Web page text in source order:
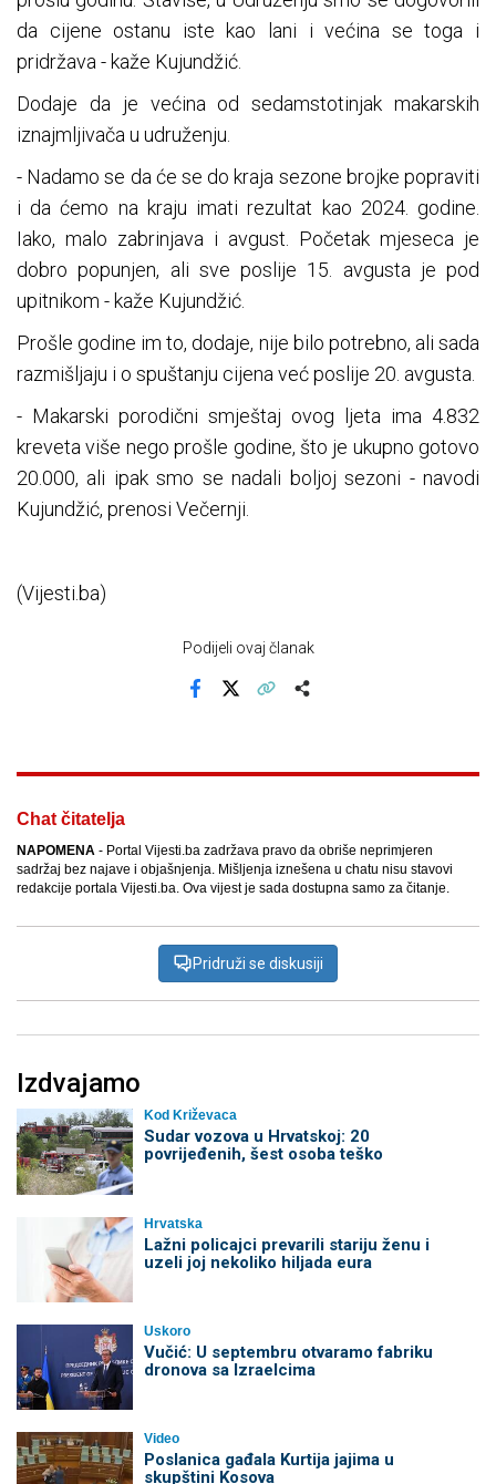
da cijene ostanu iste kao lani i većina se toga i
pridržava - kaže Kujundžić.
Dodaje da je većina od sedamstotinjak makarskih
iznajmljivača u udruženju.
- Nadamo se da će se do kraja sezone brojke popraviti
i da ćemo na kraju imati rezultat kao 2024. godine.
Iako, malo zabrinjava i avgust. Početak mjeseca je
dobro popunjen, ali sve poslije 15. avgusta je pod
upitnikom - kaže Kujundžić.
Prošle godine im to, dodaje, nije bilo potrebno, ali sada
razmišljaju i o spuštanju cijena već poslije 20. avgusta.
- Makarski porodični smještaj ovog ljeta ima 4.832
kreveta više nego prošle godine, što je ukupno gotovo
20.000, ali ipak smo se nadali boljoj sezoni - navodi
Kujundžić, prenosi Večernji.
(Vijesti.ba)
Podijeli ovaj članak
Chat čitatelja
NAPOMENA - Portal Vijesti.ba zadržava pravo da obriše neprimjeren
sadržaj bez najave i objašnjenja. Mišljenja iznešena u chatu nisu stavovi
redakcije portala Vijesti.ba. Ova vijest je sada dostupna samo za čitanje.
Pridruži se diskusiji
Izdvajamo
Kod Križevaca
Sudar vozova u Hrvatskoj: 20
povrijeđenih, šest osoba teško
Hrvatska
Lažni policajci prevarili stariju ženu i
uzeli joj nekoliko hiljada eura
Uskoro
Vučić: U septembru otvaramo fabriku
dronova sa Izraelcima
Video
Poslanica gađala Kurtija jajima u
skupštini Kosova